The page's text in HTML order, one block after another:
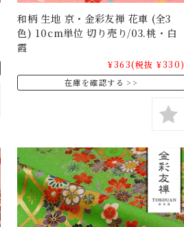
和柄 生地 京・金彩友禅 花車 (全3
色) 10cm単位 切り売り/03.桃・白
霞
¥363(税抜 ¥330)
在庫を確認する